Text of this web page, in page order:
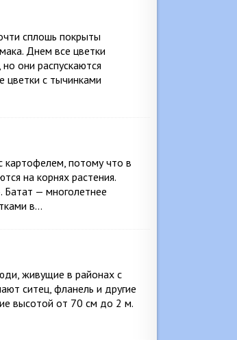
сплошь покрыты
Днем все цветки
они распускаются
цветки с тычинками
картофелем, потому что в
на корнях растения.
Батат — многолетнее
в…
живущие в районах с
ситец, фланель и другие
высотой от 70 см до 2 м.